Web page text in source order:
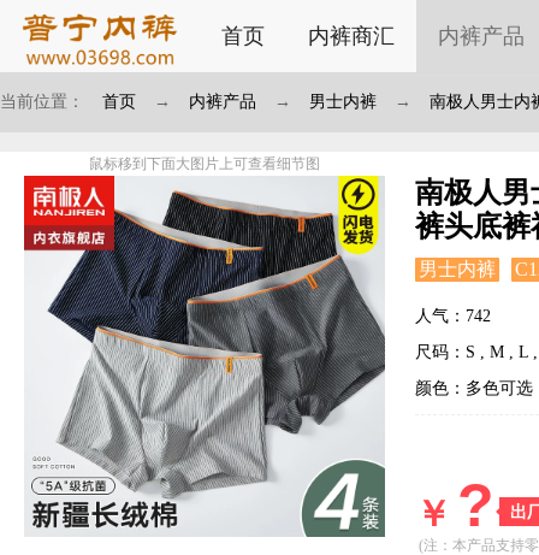
首页 内裤商汇 内裤产品
当前位置： 首页 → 内裤产品 → 男士内裤 → 南极人男士内
鼠标移到下面大图片上可查看细节图
南极人男
裤头底裤
男士内裤
人气：742
尺码：S , M , L
颜色：多色可选
出
￥ ?
(注：本产品支持